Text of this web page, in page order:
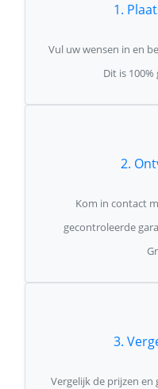
1.
Vul uw wensen in en
Dit is
2.
Kom in contact
gecontroleerde
3.
Vergelijk de prijzen en